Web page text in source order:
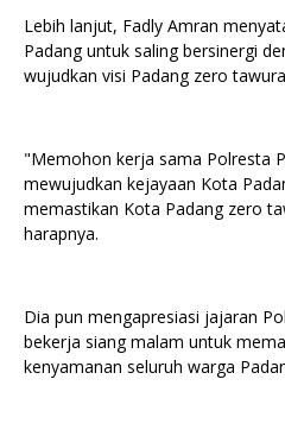
Lebih lanjut, Fadly Amran
Padang untuk saling bersinergi
wujudkan visi Padang zero
"Memohon kerja sama Polresta
mewujudkan kejayaan Kota
memastikan Kota Padang zero
harapnya.
Dia pun mengapresiasi jajaran
bekerja siang malam untuk
kenyamanan seluruh warga